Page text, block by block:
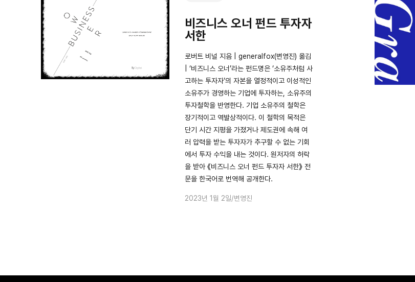
비즈니스 오너 펀드 투자자
서한
로버트 비널 지음 | generalfox(변영진) 옮김
| ‘비즈니스 오너’라는 펀드명은 ‘소유주처럼 사
고하는 투자자’의 자본을 열정적이고 이성적인
소유주가 경영하는 기업에 투자하는, 소유주의
투자철학을 반영한다. 기업 소유주의 철학은
장기적이고 역발상적이다. 이 철학의 목적은
단기 시간 지평을 가졌거나 제도권에 속해 여
러 압력을 받는 투자자가 추구할 수 없는 기회
에서 투자 수익을 내는 것이다. 원저자의 허락
을 받아 《비즈니스 오너 펀드 투자자 서한》 전
문을 한국어로 번역해 공개한다.
2023년 1월 2일 변영진